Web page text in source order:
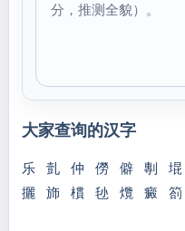
分，推测全貌）。
大家查询的汉字
乐 亄 仲 僗 僻 剸 堒
攦
斾 樌 毜 爦 癜 箚